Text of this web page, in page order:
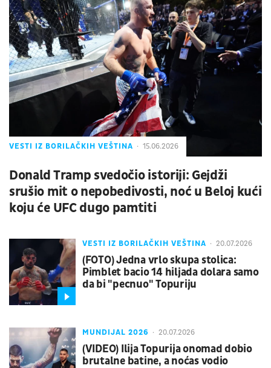
VESTI IZ BORILAČKIH VEŠTINA 15.06.2026
Donald Tramp svedočio istoriji: Gejdži
srušio mit o nepobedivosti, noć u Beloj kući
koju će UFC dugo pamtiti
VESTI IZ BORILAČKIH VEŠTINA 20.07.2026
(FOTO) Jedna vrlo skupa stolica:
Pimblet bacio 14 hiljada dolara samo
da bi "pecnuo" Topuriju
MUNDIJAL 2026 20.07.2026
(VIDEO) Ilija Topurija onomad dobio
brutalne batine, a noćas vodio